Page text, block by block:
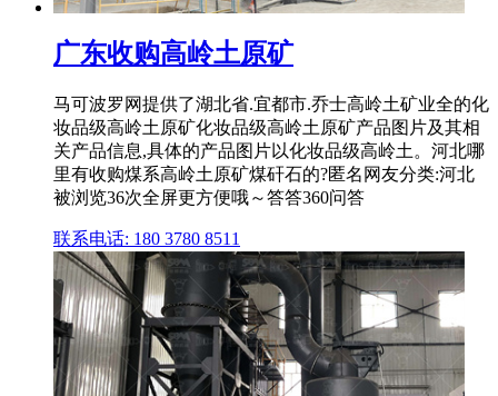
广东收购高岭土原矿
马可波罗网提供了湖北省.宜都市.乔士高岭土矿业全的化
妆品级高岭土原矿化妆品级高岭土原矿产品图片及其相
关产品信息,具体的产品图片以化妆品级高岭土。河北哪
里有收购煤系高岭土原矿煤矸石的?匿名网友分类:河北
被浏览36次全屏更方便哦～答答360问答
联系电话: 180 3780 8511